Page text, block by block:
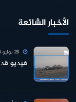
الأخبار الشائعة
فيديو